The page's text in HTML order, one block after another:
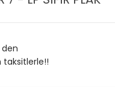
den
taksitlerle!!